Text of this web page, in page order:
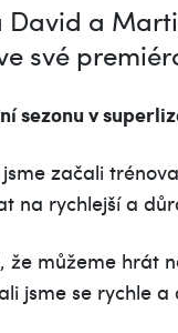
David a
své
sezonu v
začali
na rychlejší a
že můžeme hrát
jsme se rychle a